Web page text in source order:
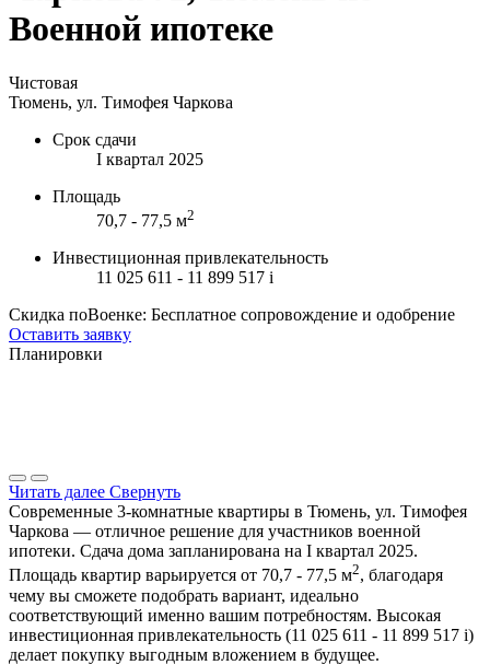
Военной ипотеке
Чистовая
Тюмень, ул. Тимофея Чаркова
Срок сдачи
I квартал 2025
Площадь
70,7 - 77,5 м2
Инвестиционная привлекательность
11 025 611 - 11 899 517 i
Скидка поВоенке: Бесплатное сопровождение и одобрение
Оставить заявку
Планировки
Читать далее Свернуть
Современные 3-комнатные квартиры в Тюмень, ул. Тимофея
Чаркова — отличное решение для участников военной
ипотеки. Сдача дома запланирована на I квартал 2025.
Площадь квартир варьируется от 70,7 - 77,5 м2, благодаря
чему вы сможете подобрать вариант, идеально
соответствующий именно вашим потребностям. Высокая
инвестиционная привлекательность (11 025 611 - 11 899 517 i)
делает покупку выгодным вложением в будущее.